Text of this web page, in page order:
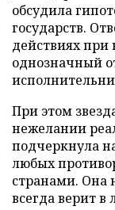
обсудила
государств.
действиях
однозначный
При этом
нежелании
подчеркнула
любых
странами. Она
всегда верит